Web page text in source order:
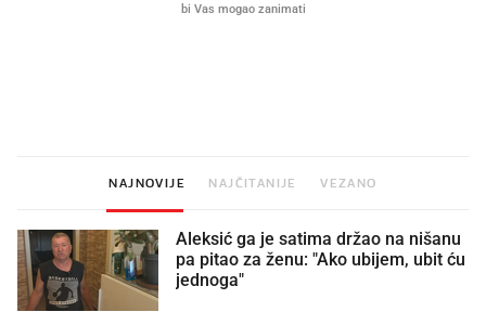
NAJNOVIJE NAJČITANIJE VEZANO
Aleksić ga je satima držao na nišanu
pa pitao za ženu: "Ako ubijem, ubit ću
jednoga"